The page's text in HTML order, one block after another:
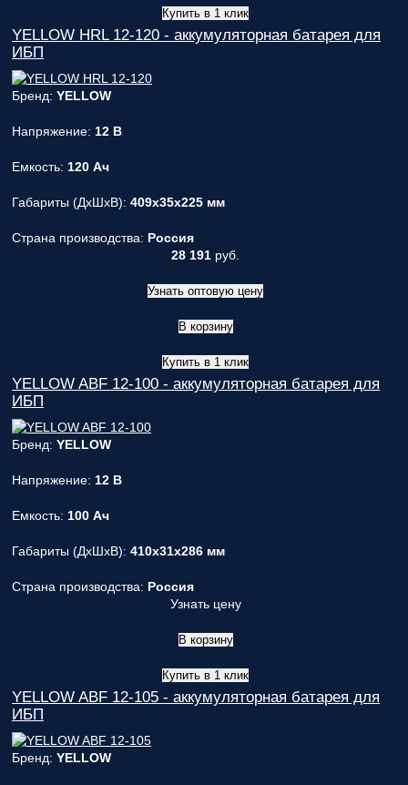
Купить в 1 клик
YELLOW HRL 12-120 - аккумуляторная батарея для
ИБП
Бренд: YELLOW
Напряжение: 12 В
Емкость: 120 Ач
Габариты (ДxШxВ): 409x35x225 мм
Страна производства: Россия
28 191 руб.
Узнать оптовую цену
В корзину
Купить в 1 клик
YELLOW ABF 12-100 - аккумуляторная батарея для
ИБП
Бренд: YELLOW
Напряжение: 12 В
Емкость: 100 Ач
Габариты (ДxШxВ): 410x31x286 мм
Страна производства: Россия
Узнать цену
В корзину
Купить в 1 клик
YELLOW ABF 12-105 - аккумуляторная батарея для
ИБП
Бренд: YELLOW